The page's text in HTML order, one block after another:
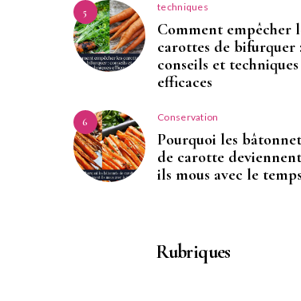
5 techniques
Comment empêcher
carottes de bifurquer
conseils et techniques
efficaces
6 Conservation
Pourquoi les
de carotte
ils mous avec le
Rubriques